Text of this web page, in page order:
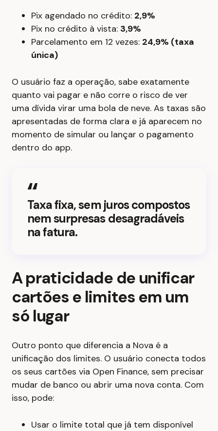
Pix agendado no crédito: 2,9%
Pix no crédito à vista: 3,9%
Parcelamento em 12 vezes: 24,9% (taxa
única)
O usuário faz a operação, sabe exatamente
quanto vai pagar e não corre o risco de ver
uma dívida virar uma bola de neve. As taxas são
apresentadas de forma clara e já aparecem no
momento de simular ou lançar o pagamento
dentro do app.
Taxa fixa, sem juros compostos
nem surpresas desagradáveis
na fatura.
A praticidade de unificar
cartões e limites em um
só lugar
Outro ponto que diferencia a Nova é a
unificação dos limites. O usuário conecta todos
os seus cartões via Open Finance, sem precisar
mudar de banco ou abrir uma nova conta. Com
isso, pode:
Usar o limite total que já tem disponível